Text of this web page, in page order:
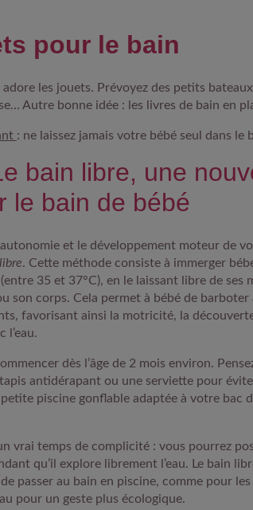
pour le bain
adore les jouets. Prévoyez des petits
Autre bonne idée : les livres de bain en
: ne laissez jamais votre bébé seul dans le
bain libre, une
le bain de bébé
et le développement moteur de
. Cette méthode consiste à immerger
35 et 37°C), en le laissant libre de ses
son corps. Cela permet à bébé de barboter
favorisant ainsi la motricité, la
l’eau.
dès l’âge de 2 mois environ.
antidérapant ou une serviette pour
piscine gonflable adaptée à votre bac
vrai temps de complicité : vous pourrez
qu’il explore librement l’eau. Le bain
passer au bain en piscine, comme pour
pour un geste plus écologique.